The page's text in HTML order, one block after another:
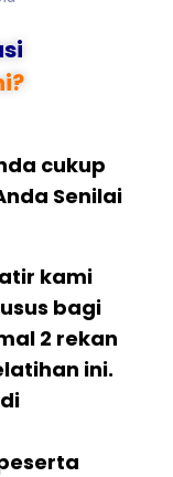
cukup
Senilai
kami
bagi
2 rekan
ini.